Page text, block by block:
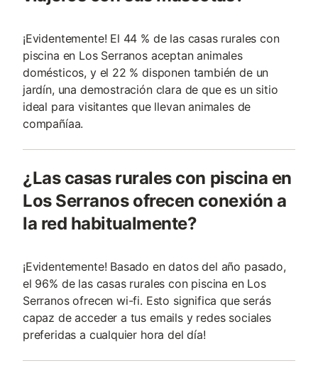
¡Evidentemente! El 44 % de las casas rurales con
piscina en Los Serranos aceptan animales
domésticos, y el 22 % disponen también de un
jardín, una demostración clara de que es un sitio
ideal para visitantes que llevan animales de
compañía­a.
¿Las casas rurales con piscina en
Los Serranos ofrecen conexión a
la red habitualmente?
¡Evidentemente! Basado en datos del año pasado,
el 96% de las casas rurales con piscina en Los
Serranos ofrecen wi-fi. Esto significa que serás
capaz de acceder a tus emails y redes sociales
preferidas a cualquier hora del día!